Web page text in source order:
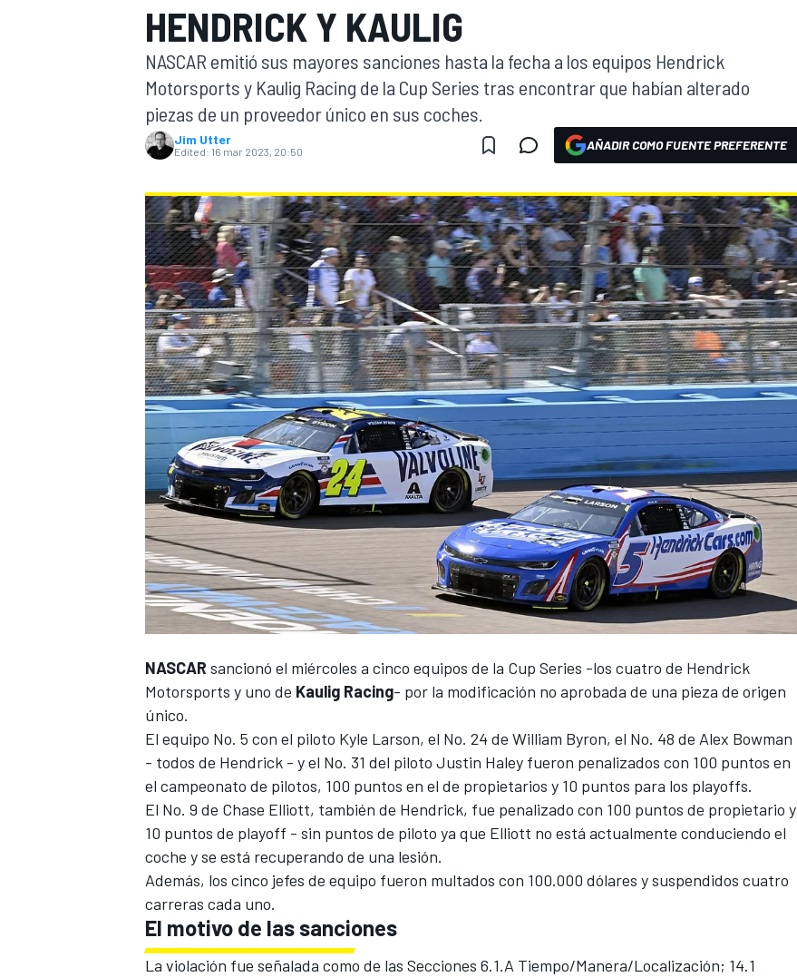
FÓRMULA E MOTO
NASCARINDYCARSPORTSCARRALLYTURISMO
MÁS
HENDRICK Y KAULIG
NASCAR emitió sus mayores sanciones hasta la fecha a los equipos Hendrick
Motorsports y Kaulig Racing de la Cup Series tras encontrar que habían alterado
piezas de un proveedor único en sus coches.
Jim Utter
Edited: 16 mar 2023, 20:50 AÑADIR COMO FUENTE PREFERENTE
NASCAR sancionó el miércoles a cinco equipos de la Cup Series -los cuatro de Hendrick
Motorsports y uno de Kaulig Racing- por la modificación no aprobada de una pieza de origen
único.
El equipo No. 5 con el piloto Kyle Larson, el No. 24 de William Byron, el No. 48 de Alex Bowman
- todos de Hendrick - y el No. 31 del piloto Justin Haley fueron penalizados con 100 puntos en
el campeonato de pilotos, 100 puntos en el de propietarios y 10 puntos para los playoffs.
El No. 9 de Chase Elliott, también de Hendrick, fue penalizado con 100 puntos de propietario y
10 puntos de playoff - sin puntos de piloto ya que Elliott no está actualmente conduciendo el
coche y se está recuperando de una lesión.
Además, los cinco jefes de equipo fueron multados con 100.000 dólares y suspendidos cuatro
carreras cada uno.
El motivo de las sanciones
La violación fue señalada como de las Secciones 6.1.A Tiempo/Manera/Localización; 14.1